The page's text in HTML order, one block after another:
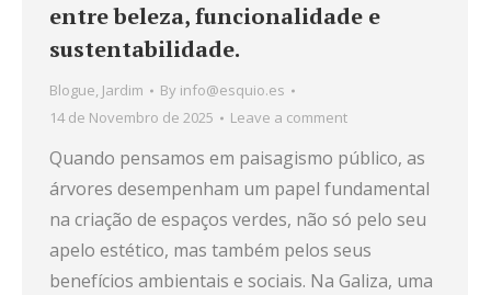
entre beleza, funcionalidade e
sustentabilidade.
Blogue, Jardim By info@esquio.es
14 de Novembro de 2025
Leave a comment
Quando pensamos em paisagismo público, as
árvores desempenham um papel fundamental
na criação de espaços verdes, não só pelo seu
apelo estético, mas também pelos seus
benefícios ambientais e sociais. Na Galiza, uma